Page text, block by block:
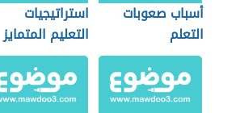
أسباب صعوبات
التعلم
استراتيجيات
التعليم المتمايز